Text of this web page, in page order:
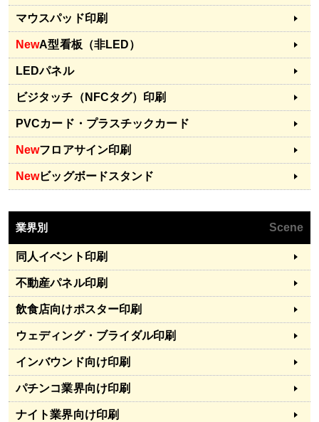
マウスパッド印刷
NewA型看板（非LED）
LEDパネル
ビジタッチ（NFCタグ）印刷
PVCカード・プラスチックカード
Newフロアサイン印刷
Newビッグボードスタンド
業界別 Scene
同人イベント印刷
不動産パネル印刷
飲食店向けポスター印刷
ウェディング・ブライダル印刷
インバウンド向け印刷
パチンコ業界向け印刷
ナイト業界向け印刷